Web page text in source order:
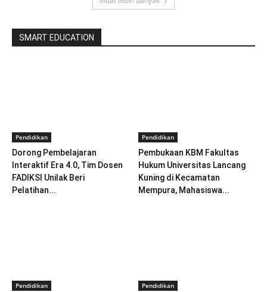
SMART EDUCATION
Pendidikan
Dorong Pembelajaran
Interaktif Era 4.0, Tim Dosen
FADIKSI Unilak Beri
Pelatihan...
Pendidikan
Pembukaan KBM Fakultas
Hukum Universitas Lancang
Kuning di Kecamatan
Mempura, Mahasiswa...
Pendidikan Pendidikan